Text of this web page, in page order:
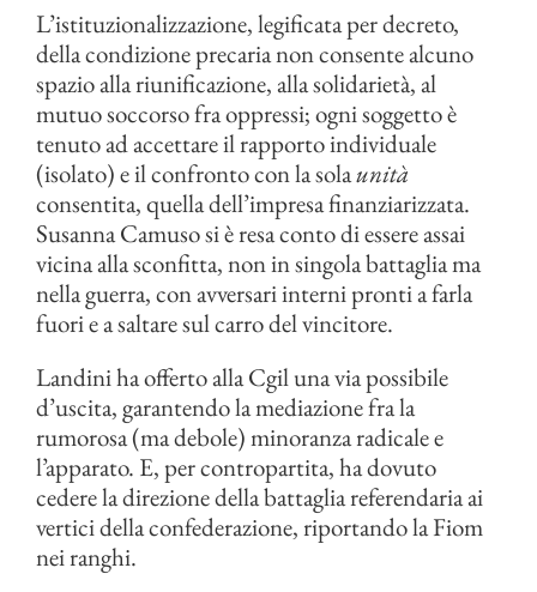
L’istituzionalizzazione, legificata per decreto,
della condizione precaria non consente alcuno
spazio alla riunificazione, alla solidarietà, al
mutuo soccorso fra oppressi; ogni soggetto è
tenuto ad accettare il rapporto individuale
(isolato) e il confronto con la solaunità
consentita, quella dell’impresa finanziarizzata.
Susanna Camuso si è resa conto di essere assai
vicina alla sconfitta, non in singola battaglia ma
nella guerra, con avversari interni pronti a farla
fuori e a saltare sul carro del vincitore.
Landini ha offerto alla Cgil una via possibile
d’uscita, garantendo la mediazione fra la
rumorosa (ma debole) minoranza radicale e
l’apparato. E, per contropartita, ha dovuto
cedere la direzione della battaglia referendaria ai
vertici della confederazione, riportando la Fiom
nei ranghi.